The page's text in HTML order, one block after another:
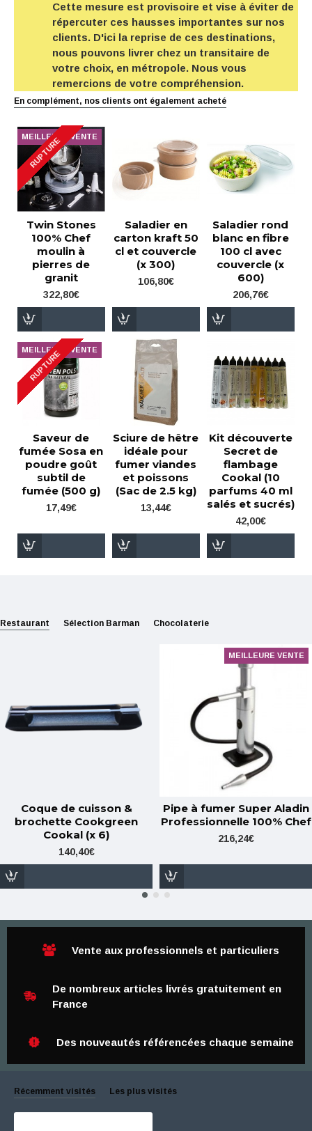
Cette mesure est provisoire et vise à éviter de
répercuter ces hausses importantes sur nos
clients. D'ici la reprise de ces destinations,
nous pouvons livrer chez un transitaire de
votre choix, en métropole. Nous vous
remercions de votre compréhension.
En complément, nos clients ont également acheté
MEILLEURE VENTE
RUPTURE
Twin Stones
100% Chef
moulin à
pierres de
granit
322,80€
Saladier en
carton kraft 50
cl et couvercle
(x 300)
106,80€
Saladier rond
blanc en fibre
100 cl avec
couvercle (x
600)
206,76€
MEILLEURE VENTE
RUPTURE
Saveur de
fumée Sosa en
poudre goût
subtil de
fumée (500 g)
17,49€
Sciure de hêtre
idéale pour
fumer viandes
et poissons
(Sac de 2.5 kg)
13,44€
Kit découverte
Secret de
flambage
Cookal (10
parfums 40 ml
salés et sucrés)
42,00€
Restaurant Sélection Barman Chocolaterie
Coque de cuisson &
brochette Cookgreen
Cookal (x 6)
140,40€
MEILLEURE VENTE
Pipe à fumer Super Aladin
Professionnelle 100% Chef
216,24€
Vente aux professionnels et particuliers
De nombreux articles livrés gratuitement en
France
Des nouveautés référencées chaque semaine
Récemment visités Les plus visités